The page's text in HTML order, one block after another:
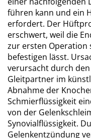
führen kann und ein
erfordert. Der
erschwert, weil die
zur ersten Operation
befestigen lässt.
verursacht durch
Gleitpartner im
Abnahme der
Schmierflüssigkeit
von der
Synovialflüssigkeit.
Gelenkentzündung